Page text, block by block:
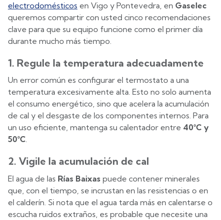
electrodomésticos en Vigo y Pontevedra, en Gaselec
queremos compartir con usted cinco recomendaciones
clave para que su equipo funcione como el primer día
durante mucho más tiempo.
1. Regule la temperatura adecuadamente
Un error común es configurar el termostato a una
temperatura excesivamente alta. Esto no solo aumenta
el consumo energético, sino que acelera la acumulación
de cal y el desgaste de los componentes internos. Para
un uso eficiente, mantenga su calentador entre 40°C y
50°C.
2. Vigile la acumulación de cal
El agua de las Rías Baixas puede contener minerales
que, con el tiempo, se incrustan en las resistencias o en
el calderín. Si nota que el agua tarda más en calentarse o
escucha ruidos extraños, es probable que necesite una